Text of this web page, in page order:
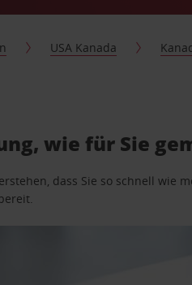
USA Kanada
wie für Sie
dass Sie so schnell wie